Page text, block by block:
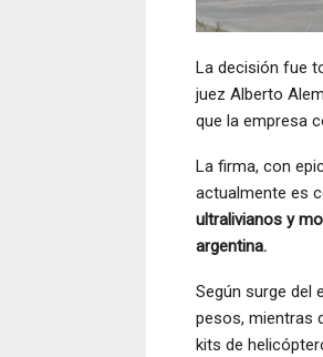
La decisión fue
juez Alberto
que la empresa
La firma, con
actualmente es
ultralivianos y
argentina.
Según surge del
pesos, mientras
kits de